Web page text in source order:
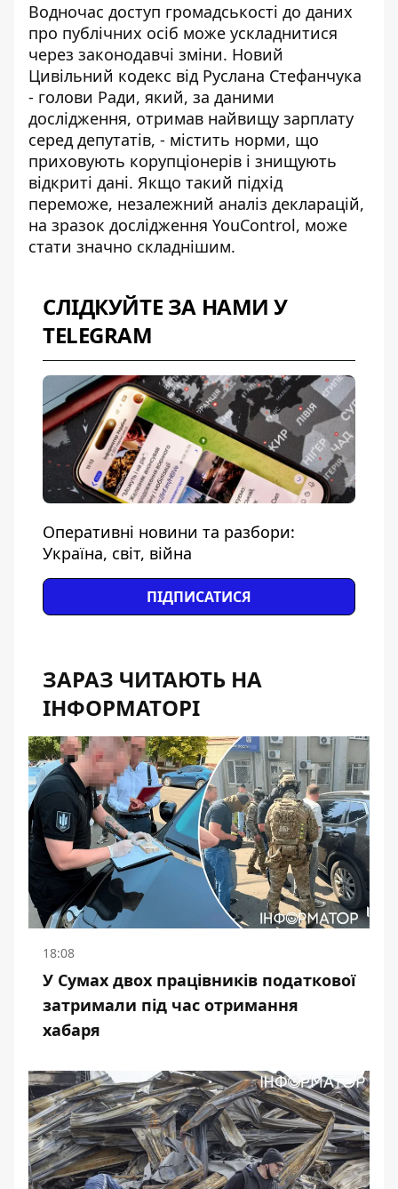
Водночас доступ громадськості до даних
про публічних осіб може ускладнитися
через законодавчі зміни. Новий
Цивільний кодекс від Руслана Стефанчука
- голови Ради, який, за даними
дослідження, отримав найвищу зарплату
серед депутатів, - містить норми, що
приховують корупціонерів і знищують
відкриті дані. Якщо такий підхід
переможе, незалежний аналіз декларацій,
на зразок дослідження YouControl, може
стати значно складнішим.
СЛІДКУЙТЕ ЗА НАМИ У
TELEGRAM
Оперативні новини та разбори:
Україна, світ, війна
ПІДПИСАТИСЯ
ЗАРАЗ ЧИТАЮТЬ НА
ІНФОРМАТОРІ
18:08
У Сумах двох працівників податкової
затримали під час отримання
хабаря